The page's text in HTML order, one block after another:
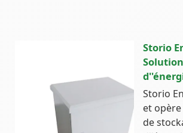
Storio
Storio
et
de